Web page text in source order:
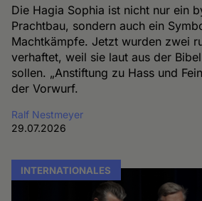
Die Hagia Sophia ist nicht nur ein
Prachtbau, sondern auch ein
Machtkämpfe. Jetzt wurden zwei
verhaftet, weil sie laut aus der
sollen. „Anstiftung zu Hass und
der Vorwurf.
Ralf Nestmeyer
29.07.2026
INTERNATIONALES